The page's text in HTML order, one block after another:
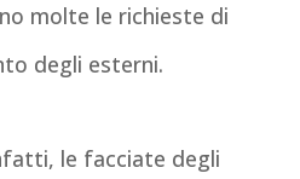
molte le richieste di
degli esterni.
le facciate degli